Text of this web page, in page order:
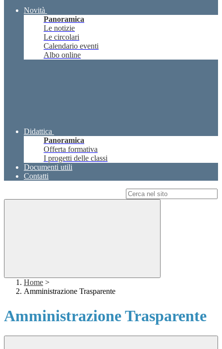
Novità
Panoramica
Le notizie
Le circolari
Calendario eventi
Albo online
Didattica
Panoramica
Offerta formativa
I progetti delle classi
Documenti utili
Contatti
Home >
Amministrazione Trasparente
Amministrazione Trasparente